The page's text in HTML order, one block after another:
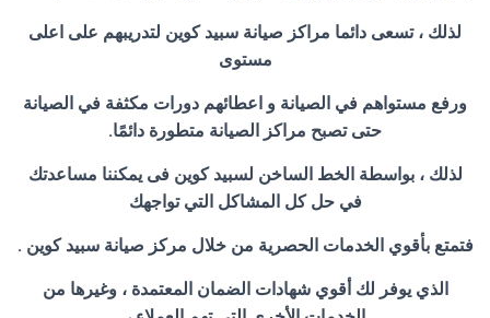
لذلك ، تسعى دائما مراكز صيانة سبيد كوين لتدريبهم على اعلى
مستوى
ورفع مستواهم في الصيانة و اعطائهم دورات مكثفة في الصيانة
حتى تصبح مراكز الصيانة متطورة دائمًا.
لذلك ، بواسطة الخط الساخن لسبيد كوين فى يمكننا مساعدتك
في حل كل المشاكل التي تواجهك
فتمتع بأقوي الخدمات الحصرية من خلال مركز صيانة سبيد كوين .
الذي يوفر لك أقوي شهادات الضمان المعتمدة ، وغيرها من